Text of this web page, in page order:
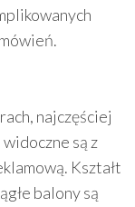
najczęściej
są z
Kształt
balony są